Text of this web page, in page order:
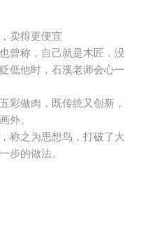
卖得更便宜
曾称，自己就是木匠，没
低他时，石溪老师会心一
彩做肉，既传统又创新，
外。
称之为思想鸟，打破了大
步的做法。